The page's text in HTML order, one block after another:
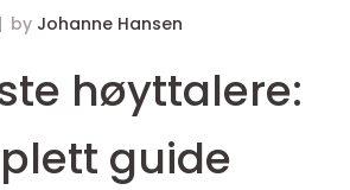
by Johanne Hansen
høyttalere:
guide